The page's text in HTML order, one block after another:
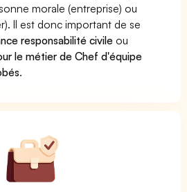
morale (entreprise) ou
Il est donc important de se
responsabilité civile ou
le métier de Chef d'équipe
.